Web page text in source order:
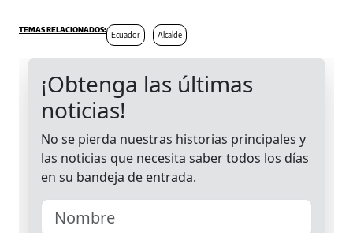
Ecuador Alcalde